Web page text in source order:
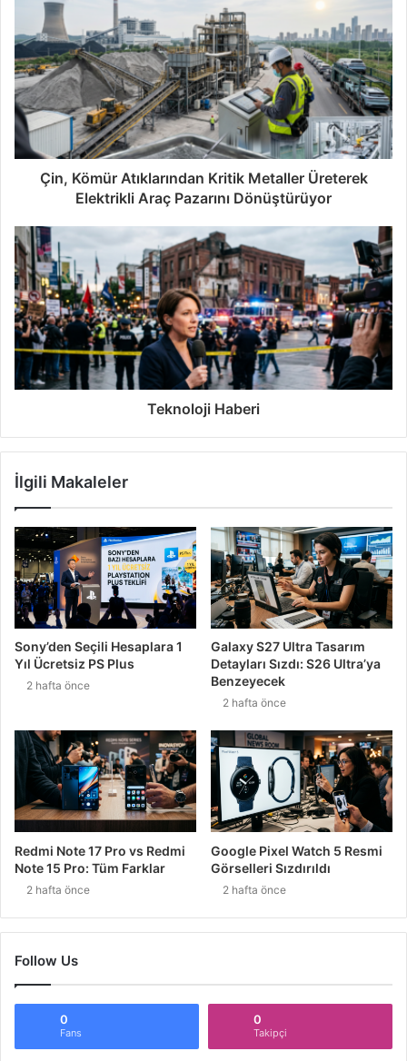
Çin, Kömür Atıklarından Kritik Metaller Üreterek
Elektrikli Araç Pazarını Dönüştürüyor
Teknoloji Haberi
İlgili Makaleler
Sony’den Seçili Hesaplara 1
Yıl Ücretsiz PS Plus
2 hafta önce
Galaxy S27 Ultra Tasarım
Detayları Sızdı: S26 Ultra’ya
Benzeyecek
2 hafta önce
Redmi Note 17 Pro vs Redmi
Note 15 Pro: Tüm Farklar
2 hafta önce
Google Pixel Watch 5 Resmi
Görselleri Sızdırıldı
2 hafta önce
Follow Us
0
Fans
0
Takipçi